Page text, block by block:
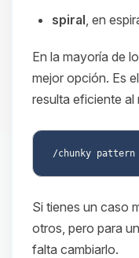
spiral , en
En la mayoría de
mejor opción. Es
resulta eficiente
Si tienes un caso
otros, pero para
falta cambiarlo.